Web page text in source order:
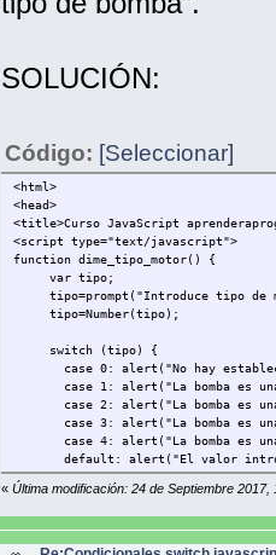
SOLUCIÓN:
Código: [Seleccionar]
<html>
<head>
<title>Curso JavaScript
<script type="text/javascript">
function dime_tipo_motor() {
var tipo;
tipo=prompt("Introduce tipo de
tipo=Number(tipo);
switch (tipo) {
case 0: alert("No hay
case 1: alert("La bomba es una
case 2: alert("La bomba es una
case 3: alert("La bomba es una
case 4: alert("La bomba es una
default: alert("El valor
} // Cierre del switch
} // Cierre de la función
</script>
</head>
« Última modificación: 24 de Septiembre